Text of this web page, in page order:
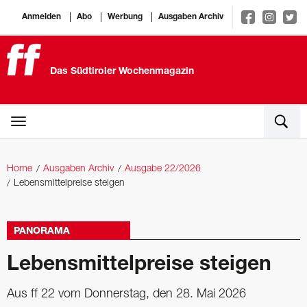
Anmelden Abo Werbung Ausgaben Archiv
Das Südtiroler Wochenmagazin
Home Ausgaben Archiv
Ausgabe 22/2026
Lebensmittelpreise steigen
PANORAMA
Lebensmittelpreise steigen
Aus ff 22 vom Donnerstag, den 28. Mai 2026